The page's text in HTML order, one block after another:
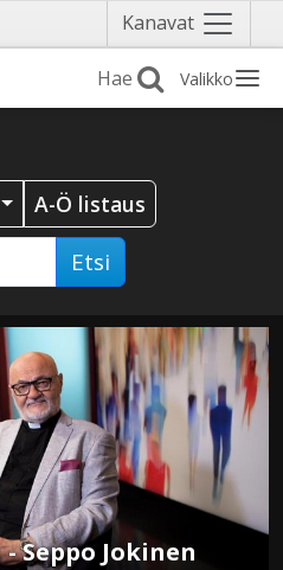
Kanavat Näytä
valikko
Valikko
A-Ö listaus
Etsi
Seppo Jokinen